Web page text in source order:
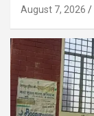
August 7, 2026